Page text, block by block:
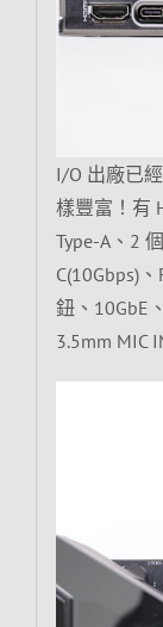
I/O 出廠已
樣豐富！有
Type-A、2
C(10Gbps)
鈕、10GbE
3.5mm MIC